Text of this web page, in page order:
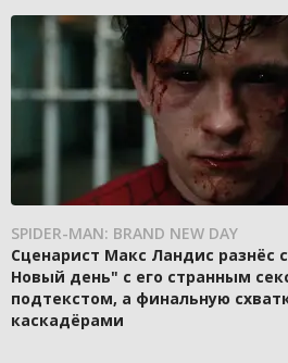
SPIDER-MAN: BRAND NEW DAY
Сценарист Макс Ландис разнёс
Новый день" с его странным
подтекстом, а финальную
каскадёрами